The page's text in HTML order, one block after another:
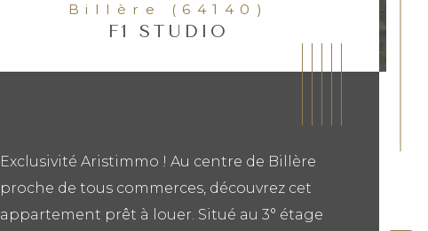
Billère (64140)
F1 STUDIO
Exclusivité Aristimmo ! Au centre de Billère
proche de tous commerces, découvrez cet
appartement prêt à louer. Situé au 3° étage